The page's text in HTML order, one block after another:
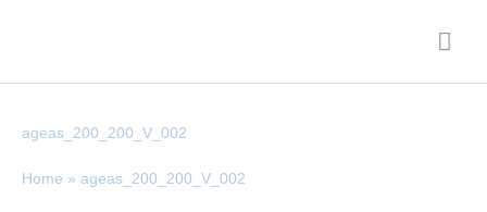
ageas_200_200_V_002
Home ageas_200_200_V_002